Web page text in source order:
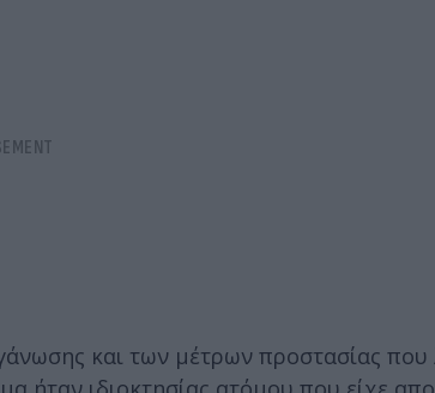
και των μέτρων προστασίας